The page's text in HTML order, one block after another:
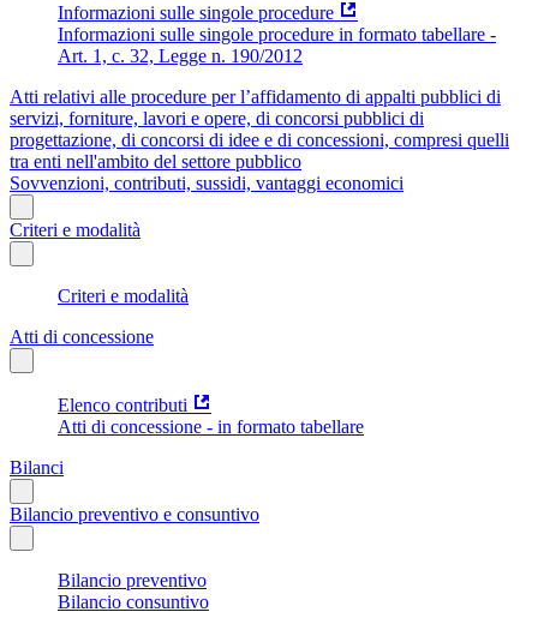
Informazioni sulle singole procedure
Informazioni sulle singole procedure in formato tabellare -
Art. 1, c. 32, Legge n. 190/2012
Atti relativi alle procedure per l’affidamento di appalti pubblici di
servizi, forniture, lavori e opere, di concorsi pubblici di
progettazione, di concorsi di idee e di concessioni, compresi quelli
tra enti nell'ambito del settore pubblico
Sovvenzioni, contributi, sussidi, vantaggi economici
Criteri e modalità
Criteri e modalità
Atti di concessione
Elenco contributi
Atti di concessione - in formato tabellare
Bilanci
Bilancio preventivo e consuntivo
Bilancio preventivo
Bilancio consuntivo